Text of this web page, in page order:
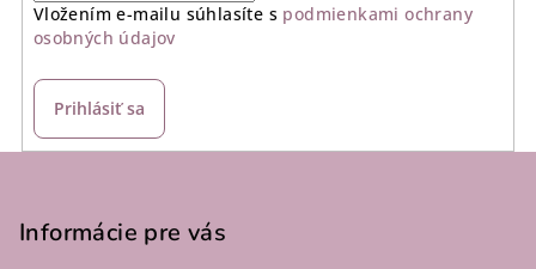
Vložením e-mailu súhlasíte s podmienkami ochrany
osobných údajov
Prihlásiť sa
Informácie pre vás